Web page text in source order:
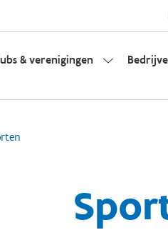
& verenigingen